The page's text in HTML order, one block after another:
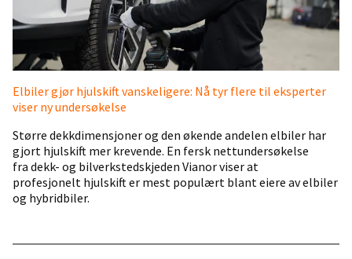
Elbiler gjør hjulskift vanskeligere: Nå tyr flere til eksperter
viser ny undersøkelse
Større dekkdimensjoner og den økende andelen elbiler har
gjort hjulskift mer krevende. En fersk nettundersøkelse
fra dekk- og bilverkstedskjeden Vianor viser at
profesjonelt hjulskift er mest populært blant eiere av elbiler
og hybridbiler.